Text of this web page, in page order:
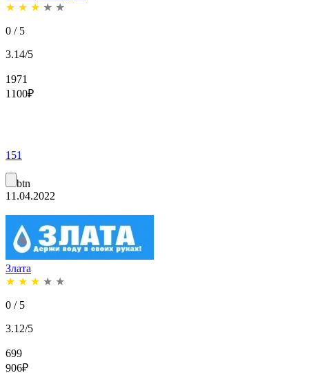
★ ★ ★ ★ ★
0 / 5
3.14/5
1971
1100₽
151
btn
11.04.2022
Злата
★ ★ ★ ★ ★
0 / 5
3.12/5
699
906₽